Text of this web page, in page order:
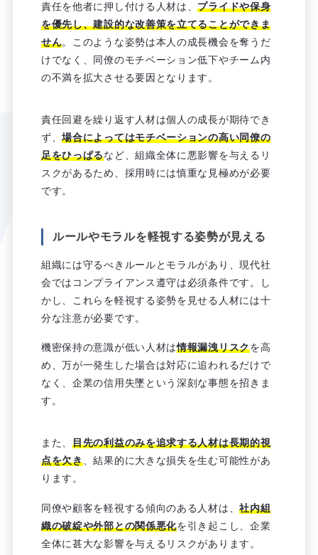
責任を他者に押し付ける人材は、プライドや保身
を優先し、建設的な改善策を立てることができま
せん。このような姿勢は本人の成長機会を奪うだ
けでなく、同僚のモチベーション低下やチーム内
の不満を拡大させる要因となります。
責任回避を繰り返す人材は個人の成長が期待でき
ず、場合によってはモチベーションの高い同僚の
足をひっぱるなど、組織全体に悪影響を与えるリ
スクがあるため、採用時には慎重な見極めが必要
です。
ルールやモラルを軽視する姿勢が見える
組織には守るべきルールとモラルがあり、現代社
会ではコンプライアンス遵守は必須条件です。し
かし、これらを軽視する姿勢を見せる人材には十
分な注意が必要です。
機密保持の意識が低い人材は情報漏洩リスクを高
め、万が一発生した場合は対応に追われるだけで
なく、企業の信用失墜という深刻な事態を招きま
す。
また、目先の利益のみを追求する人材は長期的視
点を欠き、結果的に大きな損失を生む可能性があ
ります。
同僚や顧客を軽視する傾向のある人材は、社内組
織の破綻や外部との関係悪化を引き起こし、企業
全体に甚大な影響を与えるリスクがあります。